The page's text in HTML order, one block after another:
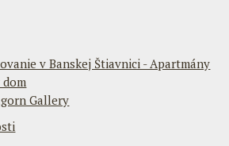
v Banskej Štiavnici - Apartmány
Gallery